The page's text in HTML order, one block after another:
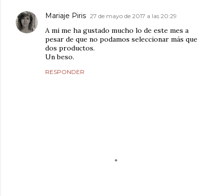
Mariaje Piris 27 de mayo de 2017 a las 20:29
A mi me ha gustado mucho lo de este mes a
pesar de que no podamos seleccionar más que
dos productos.
Un beso.
RESPONDER